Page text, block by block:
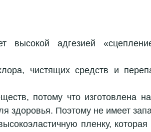
высокой адгезией
чистящих средств и
здоровья. Поэтому не имеет
пленку,